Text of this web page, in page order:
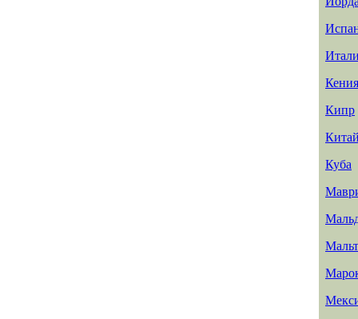
Кения
Кипр
Куба